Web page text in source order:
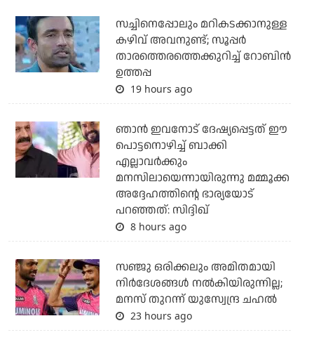
സച്ചിനെപ്പോലും മറികടക്കാനുള്ള
കഴിവ് അവനുണ്ട്; സൂപ്പര്‍
താരത്തെരത്തെക്കുറിച്ച് റോബിന്‍
ഉത്തപ്പ
19 hours ago
ഞാന്‍ ഇവനോട് ദേഷ്യപ്പെട്ടത് ഈ
പൊട്ടനൊഴിച്ച് ബാക്കി
എല്ലാവര്‍ക്കും
മനസിലായെന്നായിരുന്നു മമ്മൂക്ക
അദ്ദേഹത്തിന്റെ ഭാര്യയോട്
പറഞ്ഞത്: സിദ്ദിഖ്
8 hours ago
സഞ്ജു ഒരിക്കലും അമിതമായി
നിര്‍ദേശങ്ങള്‍ നല്‍കിയിരുന്നില്ല;
മനസ് തുറന്ന് യുസ്വേന്ദ്ര ചഹല്‍
23 hours ago